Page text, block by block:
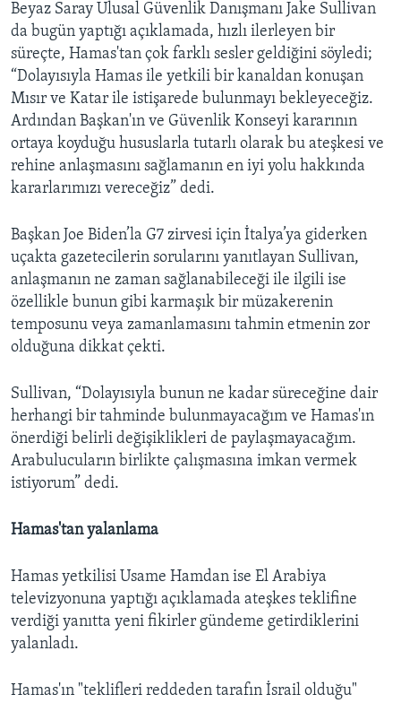
Beyaz Saray Ulusal Güvenlik Danışmanı Jake Sullivan
da bugün yaptığı açıklamada, hızlı ilerleyen bir
süreçte, Hamas'tan çok farklı sesler geldiğini söyledi;
“Dolayısıyla Hamas ile yetkili bir kanaldan konuşan
Mısır ve Katar ile istişarede bulunmayı bekleyeceğiz.
Ardından Başkan'ın ve Güvenlik Konseyi kararının
ortaya koyduğu hususlarla tutarlı olarak bu ateşkesi ve
rehine anlaşmasını sağlamanın en iyi yolu hakkında
kararlarımızı vereceğiz” dedi.
Başkan Joe Biden’la G7 zirvesi için İtalya’ya giderken
uçakta gazetecilerin sorularını yanıtlayan Sullivan,
anlaşmanın ne zaman sağlanabileceği ile ilgili ise
özellikle bunun gibi karmaşık bir müzakerenin
temposunu veya zamanlamasını tahmin etmenin zor
olduğuna dikkat çekti.
Sullivan, “Dolayısıyla bunun ne kadar süreceğine dair
herhangi bir tahminde bulunmayacağım ve Hamas'ın
önerdiği belirli değişiklikleri de paylaşmayacağım.
Arabulucuların birlikte çalışmasına imkan vermek
istiyorum” dedi.
Hamas'tan yalanlama
Hamas yetkilisi Usame Hamdan ise El Arabiya
televizyonuna yaptığı açıklamada ateşkes teklifine
verdiği yanıtta yeni fikirler gündeme getirdiklerini
yalanladı.
Hamas'ın "teklifleri reddeden tarafın İsrail olduğu"